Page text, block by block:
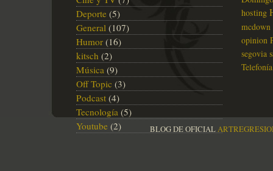
Deporte (5)
General (107)
Humor (16)
kitsch (2)
Música (9)
Off Topic (3)
Podcast (4)
Tecnología (5)
Youtube (2)
hosting
mcdown
opinion
segovia
Telefonía
BLOG DE OFICIAL